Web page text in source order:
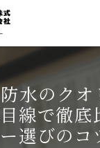
水のクオ
線で徹底
選びのコ